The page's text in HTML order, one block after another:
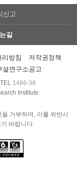
신고
길
방침
저작권정책
설연구소공고
1466-38
Institute.
거부하며, 이를 위반시
바랍니다.